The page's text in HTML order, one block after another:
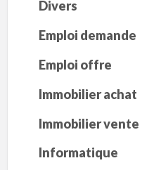
Divers
Emploi demande
Emploi offre
Immobilier achat
Immobilier vente
Informatique